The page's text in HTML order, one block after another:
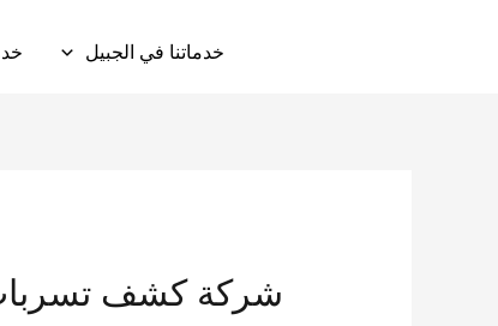
خدماتنا في الجبيل
شركة كشف تسربات